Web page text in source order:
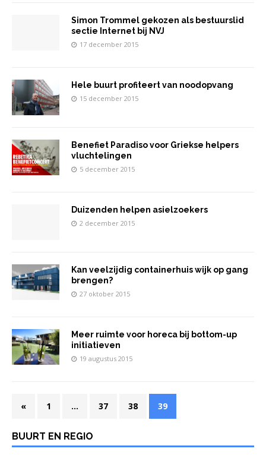
Simon Trommel gekozen als bestuurslid
sectie Internet bij NVJ
17 december 2015
Hele buurt profiteert van noodopvang
15 december 2015
Benefiet Paradiso voor Griekse helpers
vluchtelingen
5 december 2015
Duizenden helpen asielzoekers
2 december 2015
Kan veelzijdig containerhuis wijk op gang
brengen?
27 oktober 2015
Meer ruimte voor horeca bij bottom-up
initiatieven
19 augustus 2015
« 1 … 37 38 39
BUURT EN REGIO